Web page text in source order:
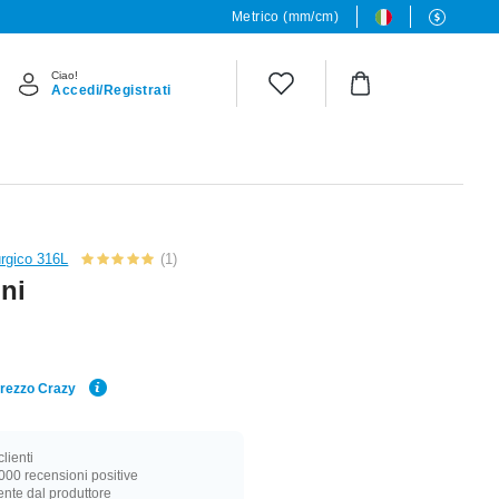
Metrico (mm/cm)
Ciao!
Accedi/Registrati
316L (1)
Crazy
recensioni positive
dal produttore